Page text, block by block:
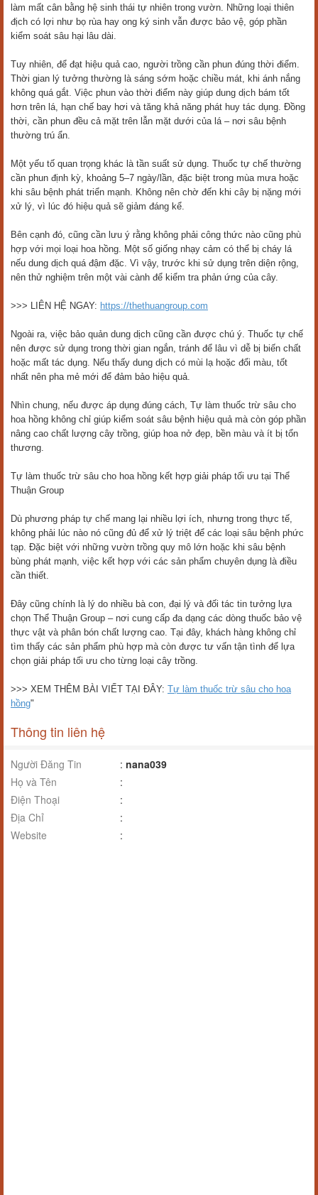
làm mất cân bằng hệ sinh thái tự nhiên trong vườn. Những loại thiên
địch có lợi như bọ rùa hay ong ký sinh vẫn được bảo vệ, góp phần
kiểm soát sâu hại lâu dài.
Tuy nhiên, để đạt hiệu quả cao, người trồng cần phun đúng thời điểm.
Thời gian lý tưởng thường là sáng sớm hoặc chiều mát, khi ánh nắng
không quá gắt. Việc phun vào thời điểm này giúp dung dịch bám tốt
hơn trên lá, hạn chế bay hơi và tăng khả năng phát huy tác dụng. Đồng
thời, cần phun đều cả mặt trên lẫn mặt dưới của lá – nơi sâu bệnh
thường trú ẩn.
Một yếu tố quan trọng khác là tần suất sử dụng. Thuốc tự chế thường
cần phun định kỳ, khoảng 5–7 ngày/lần, đặc biệt trong mùa mưa hoặc
khi sâu bệnh phát triển mạnh. Không nên chờ đến khi cây bị nặng mới
xử lý, vì lúc đó hiệu quả sẽ giảm đáng kể.
Bên cạnh đó, cũng cần lưu ý rằng không phải công thức nào cũng phù
hợp với mọi loại hoa hồng. Một số giống nhạy cảm có thể bị cháy lá
nếu dung dịch quá đậm đặc. Vì vậy, trước khi sử dụng trên diện rộng,
nên thử nghiệm trên một vài cành để kiểm tra phản ứng của cây.
>>> LIÊN HỆ NGAY: https://thethuangroup.com
Ngoài ra, việc bảo quản dung dịch cũng cần được chú ý. Thuốc tự chế
nên được sử dụng trong thời gian ngắn, tránh để lâu vì dễ bị biến chất
hoặc mất tác dụng. Nếu thấy dung dịch có mùi lạ hoặc đổi màu, tốt
nhất nên pha mẻ mới để đảm bảo hiệu quả.
Nhìn chung, nếu được áp dụng đúng cách, Tự làm thuốc trừ sâu cho
hoa hồng không chỉ giúp kiểm soát sâu bệnh hiệu quả mà còn góp phần
nâng cao chất lượng cây trồng, giúp hoa nở đẹp, bền màu và ít bị tổn
thương.
Tự làm thuốc trừ sâu cho hoa hồng kết hợp giải pháp tối ưu tại Thể
Thuận Group
Dù phương pháp tự chế mang lại nhiều lợi ích, nhưng trong thực tế,
không phải lúc nào nó cũng đủ để xử lý triệt để các loại sâu bệnh phức
tạp. Đặc biệt với những vườn trồng quy mô lớn hoặc khi sâu bệnh
bùng phát mạnh, việc kết hợp với các sản phẩm chuyên dụng là điều
cần thiết.
Đây cũng chính là lý do nhiều bà con, đại lý và đối tác tin tưởng lựa
chọn Thể Thuận Group – nơi cung cấp đa dạng các dòng thuốc bảo vệ
thực vật và phân bón chất lượng cao. Tại đây, khách hàng không chỉ
tìm thấy các sản phẩm phù hợp mà còn được tư vấn tận tình để lựa
chọn giải pháp tối ưu cho từng loại cây trồng.
>>> XEM THÊM BÀI VIẾT TẠI ĐÂY: Tự làm thuốc trừ sâu cho hoa
hồng"
Thông tin liên hệ
Người Đăng Tin : nana039
Họ và Tên
:
Điện Thoại
:
Địa Chỉ
:
Website
: